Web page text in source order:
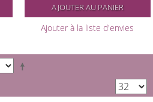
AJOUTER AU PANIER
Ajouter à la liste d'envies